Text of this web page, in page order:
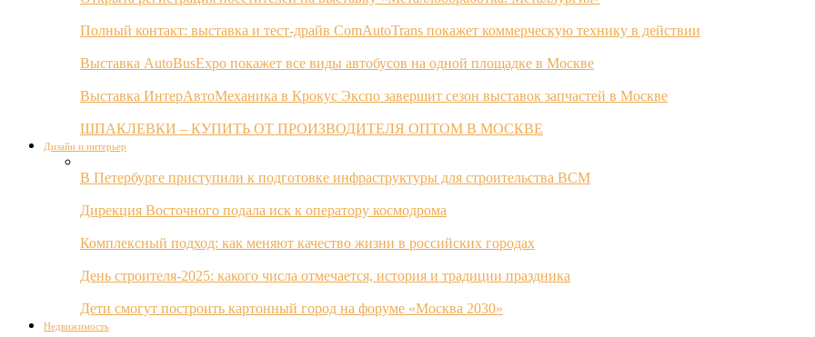
Полный контакт: выставка и тест-драйв ComAutoTrans покажет коммерческую технику в действии
Выставка AutoBusExpo покажет все виды автобусов на одной площадке в Москве
Выставка ИнтерАвтоМеханика в Крокус Экспо завершит сезон выставок запчастей в Москве
ШПАКЛЕВКИ – КУПИТЬ ОТ ПРОИЗВОДИТЕЛЯ ОПТОМ В МОСКВЕ
Дизайн и интерьер
В Петербурге приступили к подготовке инфраструктуры для строительства ВСМ
Дирекция Восточного подала иск к оператору космодрома
Комплексный подход: как меняют качество жизни в российских городах
День строителя-2025: какого числа отмечается, история и традиции праздника
Дети смогут построить картонный город на форуме «Москва 2030»
Недвижимость